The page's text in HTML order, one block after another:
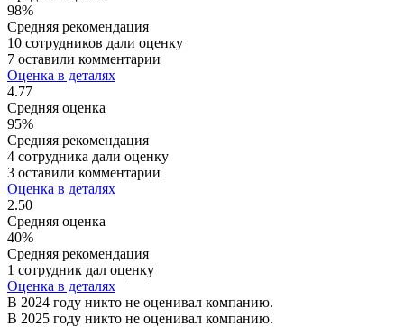
98%
Средняя рекомендация
10 сотрудников дали оценку
7 оставили комментарии
Оценка в деталях
4.77
Средняя оценка
95%
Средняя рекомендация
4 сотрудника дали оценку
3 оставили комментарии
Оценка в деталях
2.50
Средняя оценка
40%
Средняя рекомендация
1 сотрудник дал оценку
Оценка в деталях
В 2024 году никто не оценивал компанию.
В 2025 году никто не оценивал компанию.